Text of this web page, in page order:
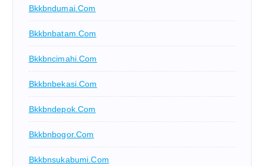
Bkkbndumai.com
Bkkbnbatam.com
Bkkbncimahi.com
Bkkbnbekasi.com
Bkkbndepok.com
Bkkbnbogor.com
Bkkbnsukabumi.com